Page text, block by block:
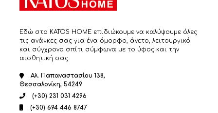
Εδώ στο KATOS HOME επιδιώκουμε να καλύψουμε όλες
τις ανάγκες σας για ένα όμορφο, άνετο, λειτουργικό
και σύγχρονο σπίτι σύμφωνα με το ύφος και την
αισθητική σας.
Αλ. Παπαναστασίου 138,
Θεσσαλονίκη, 54249
(+30) 231 031 4296
(+30) 694 446 8747